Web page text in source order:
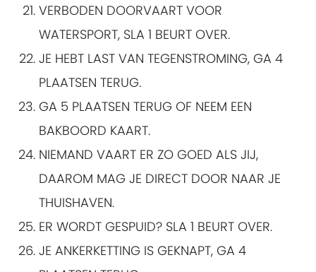
VERBODEN DOORVAART VOOR
WATERSPORT, SLA 1 BEURT OVER.
JE HEBT LAST VAN TEGENSTROMING, GA 4
PLAATSEN TERUG.
GA 5 PLAATSEN TERUG OF NEEM EEN
BAKBOORD KAART.
NIEMAND VAART ER ZO GOED ALS JIJ,
DAAROM MAG JE DIRECT DOOR NAAR JE
THUISHAVEN.
ER WORDT GESPUID? SLA 1 BEURT OVER.
JE ANKERKETTING IS GEKNAPT, GA 4